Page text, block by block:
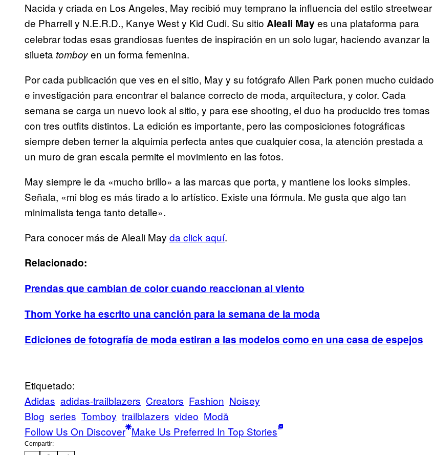
Nacida y criada en Los Angeles, May recibió muy temprano la influencia del estilo streetwear
de Pharrell y N.E.R.D., Kanye West y Kid Cudi. Su sitio Aleali May es una plataforma para
celebrar todas esas grandiosas fuentes de inspiración en un solo lugar, haciendo avanzar la
silueta tomboyen un forma femenina.
Por cada publicación que ves en el sitio, May y su fotógrafo Allen Park ponen mucho cuidado
e investigación para encontrar el balance correcto de moda, arquitectura, y color. Cada
semana se carga un nuevo look al sitio, y para ese shooting, el duo ha producido tres tomas
con tres outfits distintos. La edición es importante, pero las composiciones fotográficas
siempre deben terner la alquimia perfecta antes que cualquier cosa, la atención prestada a
un muro de gran escala permite el movimiento en las fotos.
May siempre le da «mucho brillo» a las marcas que porta, y mantiene los looks simples.
Señala, «mi blog es más tirado a lo artístico. Existe una fórmula. Me gusta que algo tan
minimalista tenga tanto detalle».
Para conocer más de Aleali May da click aquí.
Relacionado:
Prendas que cambian de color cuando reaccionan al viento
Thom Yorke ha escrito una canción para la semana de la moda
Ediciones de fotografía de moda estiran a las modelos como en una casa de espejos
Etiquetado:
Adidas adidas-trailblazers Creators Fashion Noisey
Blog series Tomboy trailblazers video Μodă
Follow Us On Discover Make Us Preferred In Top Stories
Compartir: